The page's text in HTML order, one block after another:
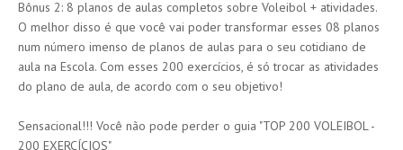
Bônus 2: 8 planos de aulas completos sobre Voleibol + atividades.
O melhor disso é que você vai poder transformar esses 08 planos
num número imenso de planos de aulas para o seu cotidiano de
aula na Escola. Com esses 200 exercícios, é só trocar as atividades
do plano de aula, de acordo com o seu objetivo!
Sensacional!!! Você não pode perder o guia "TOP 200 VOLEIBOL -
200 EXERCÍCIOS"